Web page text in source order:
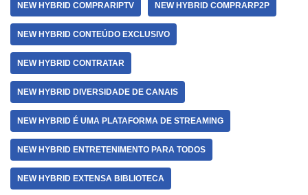
NEW HYBRID COMPRARIPTV NEW HYBRID COMPRARP2P
NEW HYBRID CONTEÚDO EXCLUSIVO
NEW HYBRID CONTRATAR
NEW HYBRID DIVERSIDADE DE CANAIS
NEW HYBRID É UMA PLATAFORMA DE STREAMING
NEW HYBRID ENTRETENIMENTO PARA TODOS
NEW HYBRID EXTENSA BIBLIOTECA